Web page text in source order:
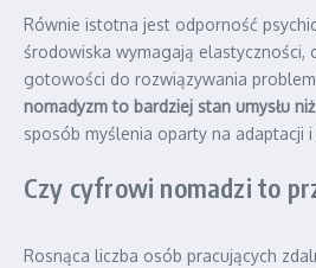
Równie istotna jest odporność
środowiska wymagają elastyczności,
gotowości do rozwiązywania
nomadyzm to bardziej stan umysłu
sposób myślenia oparty na adaptacji i
Czy cyfrowi nomadzi to
Rosnąca liczba osób pracujących